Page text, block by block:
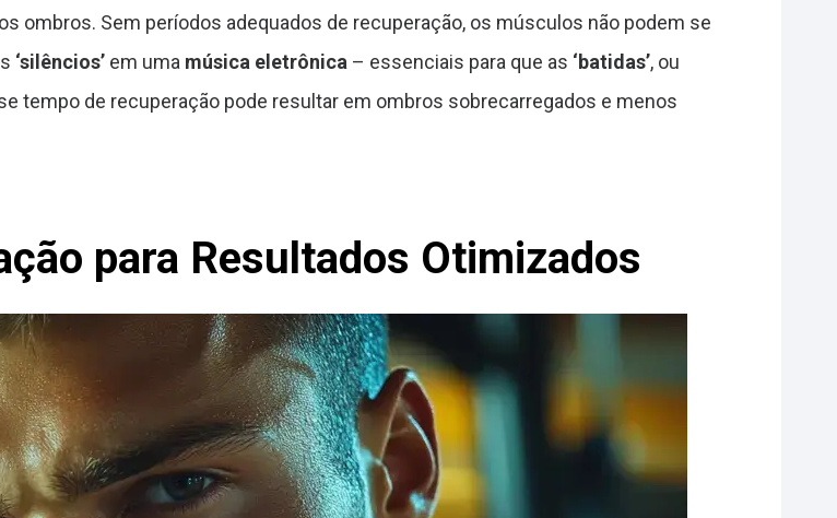
ombros. Sem períodos adequados de recuperação, os músculos não podem se
‘silêncios’ em uma música eletrônica – essenciais para que as ‘batidas’, ou
tempo de recuperação pode resultar em ombros sobrecarregados e menos
para Resultados Otimizados